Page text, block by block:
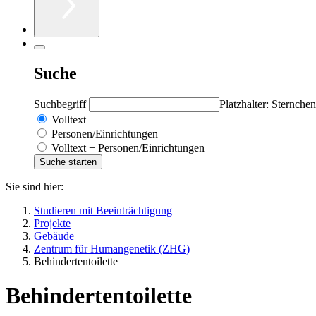
Suche
Suchbegriff
Platzhalter:
Volltext
Personen/Einrichtungen
Volltext + Personen/Einrichtungen
Sie sind hier:
Studieren mit Beeinträchtigung
Projekte
Gebäude
Zentrum für Humangenetik (ZHG)
Behindertentoilette
Behindertentoilette